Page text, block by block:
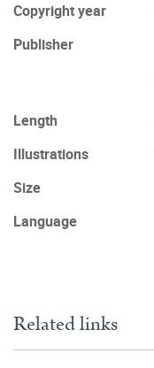
Copyright year
Publisher
Length
Illustrations
Size
Language
Related links